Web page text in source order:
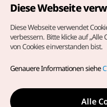
vorbehalten.
dieoffizielle E-Mail-Adresse
german@knto.or.kr
Diese Webseite
Diese Webseite verwendet
verbessern. Bitte klicke auf
von Cookies einverstanden bist.
Genauere Informationen siehe
Alle